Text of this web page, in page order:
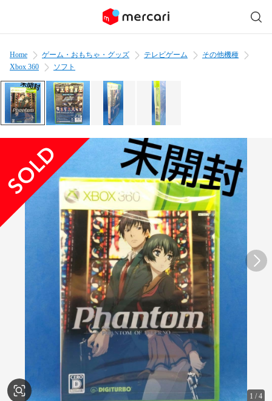
Home ゲーム・おもちゃ・グッズ テレビゲーム
その他機種
Xbox 360
ソフト
1 /4